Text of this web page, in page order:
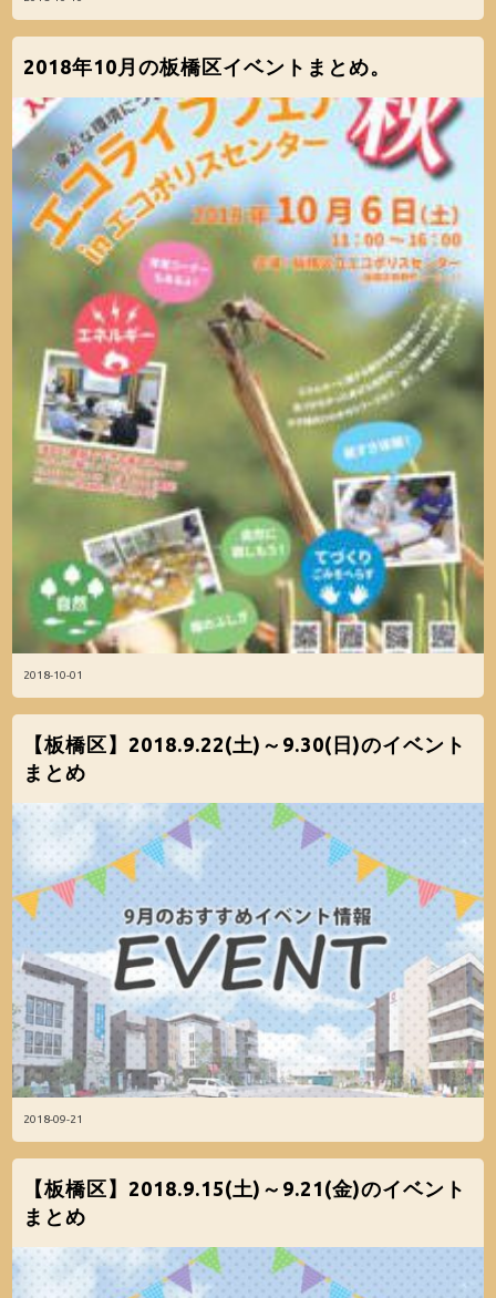
2018-10-01
2018年10月の板橋区イベントまとめ。
2018-09-21
【板橋区】2018.9.22(土)～9.30(日)のイベント
まとめ
【板橋区】2018.9.15(土)～9.21(金)のイベント
まとめ